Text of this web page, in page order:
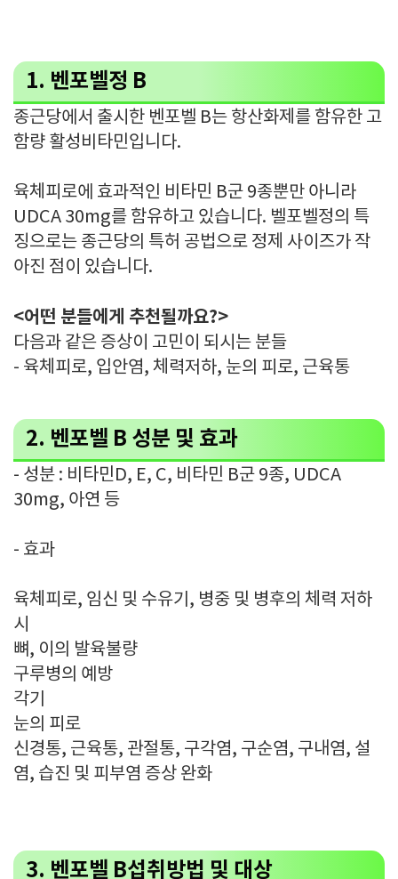
1. 벤포벨정 B
종근당에서 출시한 벤포벨 B는 항산화제를 함유한 고
함량 활성비타민입니다.
육체피로에 효과적인 비타민 B군 9종뿐만 아니라
UDCA 30mg를 함유하고 있습니다. 벨포벨정의 특
징으로는 종근당의 특허 공법으로 정제 사이즈가 작
아진 점이 있습니다.
<어떤 분들에게 추천될까요?>
다음과 같은 증상이 고민이 되시는 분들
- 육체피로, 입안염, 체력저하, 눈의 피로, 근육통
2. 벤포벨 B 성분 및 효과
- 성분 : 비타민D, E, C, 비타민 B군 9종, UDCA
30mg, 아연 등
- 효과
육체피로, 임신 및 수유기, 병중 및 병후의 체력 저하
시
뼈, 이의 발육불량
구루병의 예방
각기
눈의 피로
신경통, 근육통, 관절통, 구각염, 구순염, 구내염, 설
염, 습진 및 피부염 증상 완화
3. 벤포벨 B섭취방법 및 대상